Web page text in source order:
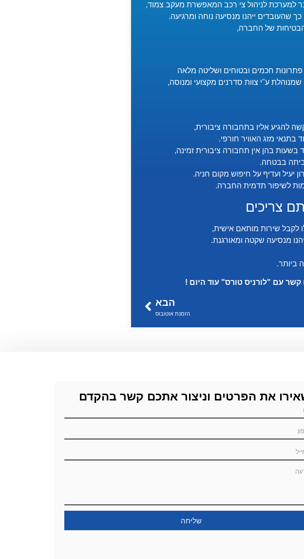
למערכת לניהול צי רכב המאפשרת מעקב צמוד,
הבטיחות של החברה,
חכמים ובטוחים ושליטה מלאה
בתנאי מזג האוויר חורפי.
בבטחה.
לשיפור תדמית החברה.
צריכים
לקבל שירות מותאם אישית,
מנסיעה שקטה ומאורגנת.
ביותר.
קשר עם "לורניס טורס" עוד היום !
הבא
הזמנת אוטובוס
את הפרטים וניצור אתכם קשר בהקדם
שליחה